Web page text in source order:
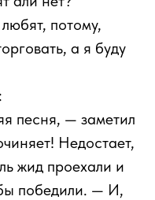
потому,
а я буду
песня, — заметил
Недостает,
жид проехали и
победили. — И,